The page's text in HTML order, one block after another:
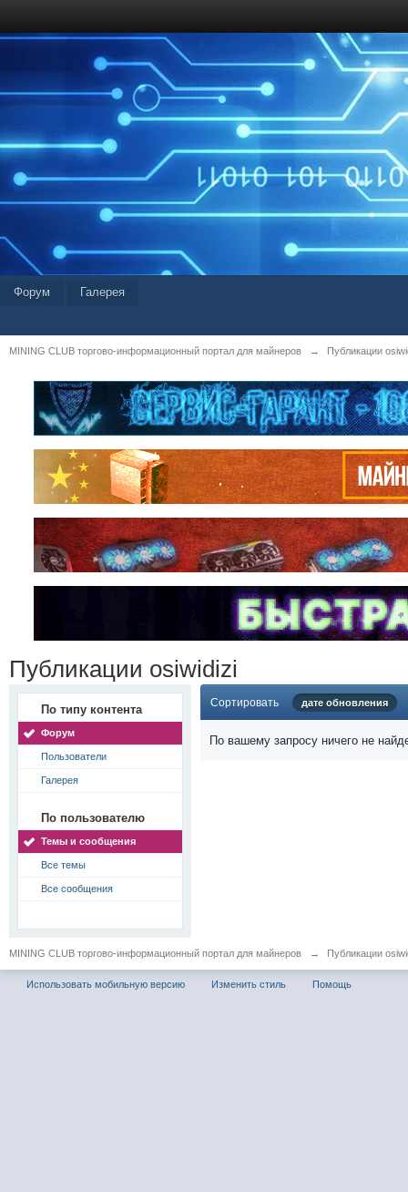
Форум Галерея
MINING CLUB торгово-информационный портал для майнеров → Публикации
Публикации osiwidizi
По типу контента
Форум
Пользователи
Галерея
По пользователю
Темы и сообщения
Все темы
Все сообщения
Сортировать дате обновления
По вашему запросу ничего не
MINING CLUB торгово-информационный портал для майнеров → Публикации
Использовать мобильную версию Изменить стиль Помощь